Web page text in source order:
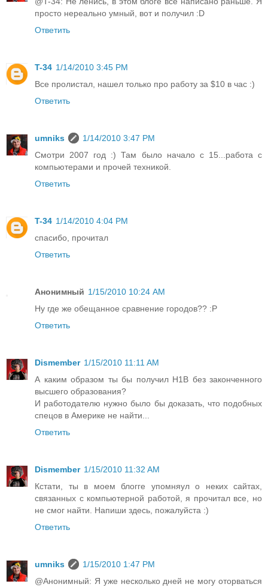
просто нереально умный, вот и получил :D
Ответить
T-34 1/14/2010 3:45 PM
Все пролистал, нашел только про работу за $10 в час :)
Ответить
umniks
1/14/2010 3:47 PM
Смотри 2007 год :) Там было начало с 15...работа с
компьютерами и прочей техникой.
Ответить
T-34 1/14/2010 4:04 PM
спасибо, прочитал
Ответить
Анонимный 1/15/2010 10:24 AM
Ну где же обещанное сравнение городов?? :Р
Ответить
Dismember 1/15/2010 11:11 AM
А каким образом ты бы получил H1B без законченного
высшего образования?
И работодателю нужно было бы доказать, что подобных
спецов в Америке не найти...
Ответить
Dismember 1/15/2010 11:32 AM
Кстати, ты в моем блогге упомняул о неких сайтах,
связанных с компьютерной работой, я прочитал все, но
не смог найти. Напиши здесь, пожалуйста :)
Ответить
umniks
1/15/2010 1:47 PM
@Анонимный: Я уже несколько дней не могу оторваться